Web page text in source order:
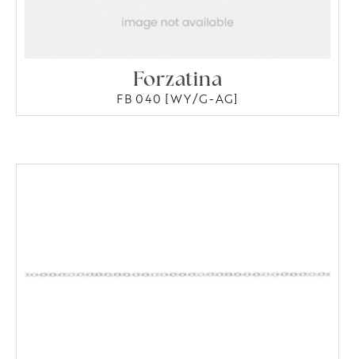
Forzatina
FB 040 [WY/G-AG]